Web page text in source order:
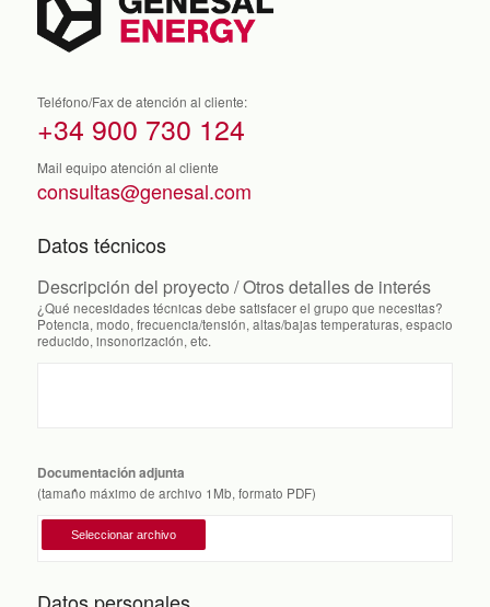
Teléfono/Fax de atención al cliente:
+34 900 730 124
Mail equipo atención al cliente
consultas@genesal.com
Datos técnicos
Descripción del proyecto / Otros detalles de interés
¿Qué necesidades técnicas debe satisfacer el grupo que necesitas?
Potencia, modo, frecuencia/tensión, altas/bajas temperaturas, espacio
reducido, insonorización, etc.
Documentación adjunta
(tamaño máximo de archivo 1Mb, formato PDF)
Datos personales